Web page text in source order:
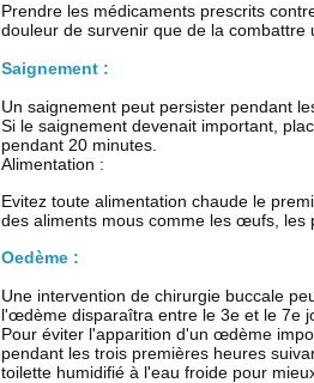
Prendre les médicaments prescrits
douleur de survenir que de la combattre
Saignement :
Un saignement peut persister pendant
Si le saignement devenait important,
pendant 20 minutes.
Alimentation :
Evitez toute alimentation chaude le
des aliments mous comme les œufs, les
Oedème :
Une intervention de chirurgie buccale
l'œdème disparaîtra entre le 3e et le 7e
Pour éviter l'apparition d'un œdème
pendant les trois premières heures
toilette humidifié à l'eau froide pour